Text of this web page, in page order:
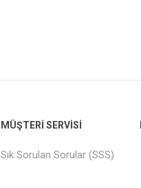
MÜŞTERI SERVISI
Sık Sorulan Sorular (SSS)